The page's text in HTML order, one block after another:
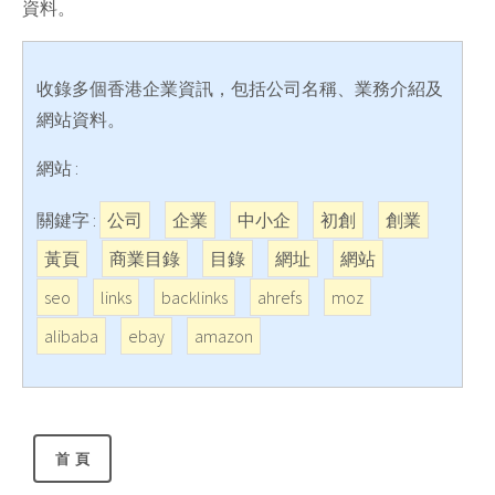
資料。
收錄多個香港企業資訊，包括公司名稱、業務介紹及
網站資料。
網站 :
關鍵字 : 公司 企業 中小企 初創
創業
黃頁
商業目錄 目錄 網址
網站
seo
links backlinks ahrefs
moz
alibaba
ebay amazon